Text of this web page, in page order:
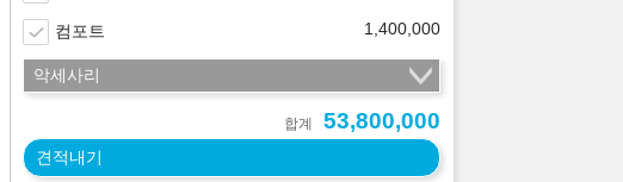
컴포트 1,400,000
악세사리
합계 53,800,000
견적내기